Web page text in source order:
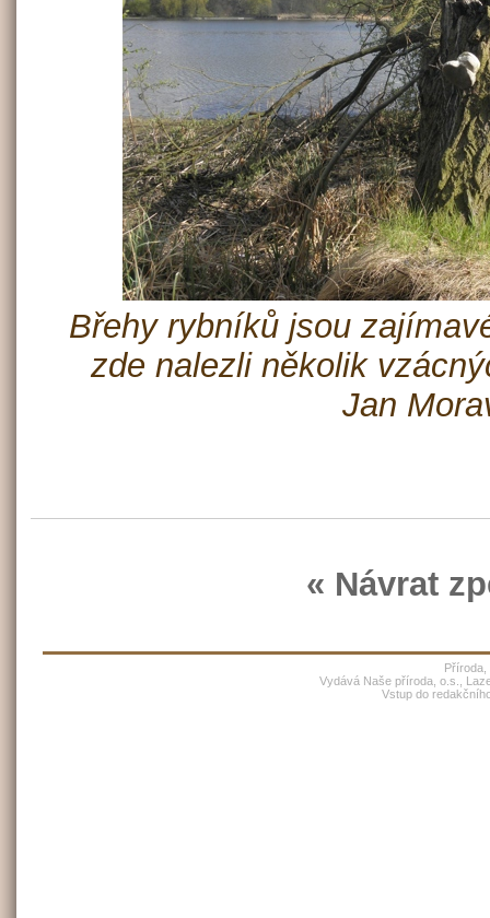
Břehy rybníků jsou
zde nalezli několik
Jan
« Návrat
Vydává Naše příroda, o.s.,
Vstup do